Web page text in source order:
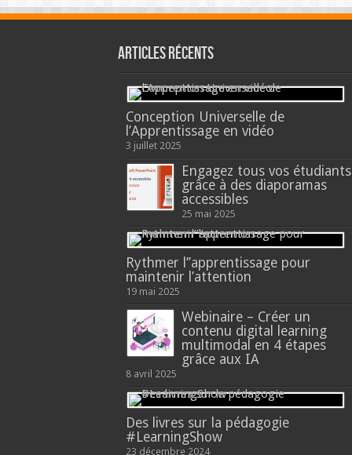
Articles récents
Conception Universelle de
l’Apprentissage en vidéo
3 juillet 2025
Engagez tous vos étudiants
grâce à des diaporamas
accessibles
25 mai 2025
Rythmer l’’apprentissage pour
maintenir l’attention
19 mai 2025
Webinaire – Créer un
contenu digital learning
multimodal en 4 étapes
grâce aux IA
8 avril 2025
Des livres sur la pédagogie
#LearningShow
23 décembre 2024